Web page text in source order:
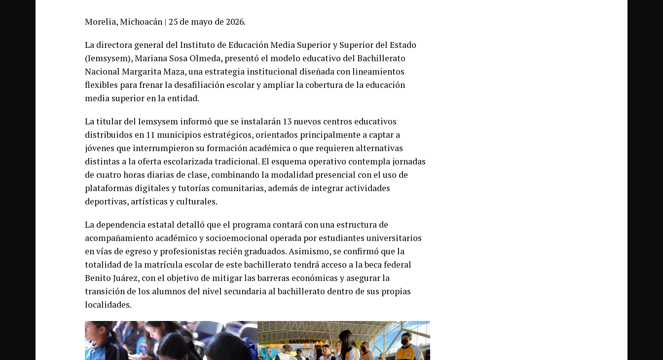
Morelia, Michoacán | 25 de mayo de 2026.
La directora general del Instituto de Educación Media Superior y Superior del Estado
(Iemsysem), Mariana Sosa Olmeda, presentó el modelo educativo del Bachillerato
Nacional Margarita Maza, una estrategia institucional diseñada con lineamientos
flexibles para frenar la desafiliación escolar y ampliar la cobertura de la educación
media superior en la entidad.
La titular del Iemsysem informó que se instalarán 13 nuevos centros educativos
distribuidos en 11 municipios estratégicos, orientados principalmente a captar a
jóvenes que interrumpieron su formación académica o que requieren alternativas
distintas a la oferta escolarizada tradicional. El esquema operativo contempla jornadas
de cuatro horas diarias de clase, combinando la modalidad presencial con el uso de
plataformas digitales y tutorías comunitarias, además de integrar actividades
deportivas, artísticas y culturales.
La dependencia estatal detalló que el programa contará con una estructura de
acompañamiento académico y socioemocional operada por estudiantes universitarios
en vías de egreso y profesionistas recién graduados. Asimismo, se confirmó que la
totalidad de la matrícula escolar de este bachillerato tendrá acceso a la beca federal
Benito Juárez, con el objetivo de mitigar las barreras económicas y asegurar la
transición de los alumnos del nivel secundaria al bachillerato dentro de sus propias
localidades.